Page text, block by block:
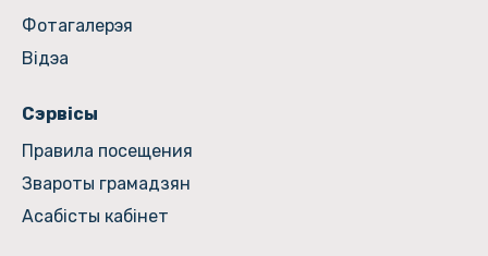
Фотагалерэя
Відэа
Сэрвісы
Правила посещения
Звароты грамадзян
Асабісты кабінет